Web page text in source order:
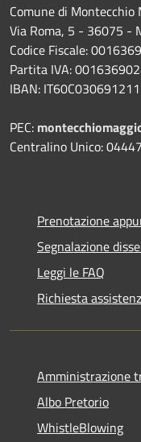
Comune di Montecchio
Via Roma, 5 - 36075 -
Codice Fiscale:
Partita IVA:
IBAN:
PEC:
Centralino Unico:
Prenotazione
Segnalazione
Leggi le FAQ
Richiesta
Amministrazione
Albo Pretorio
WhistleBlowing